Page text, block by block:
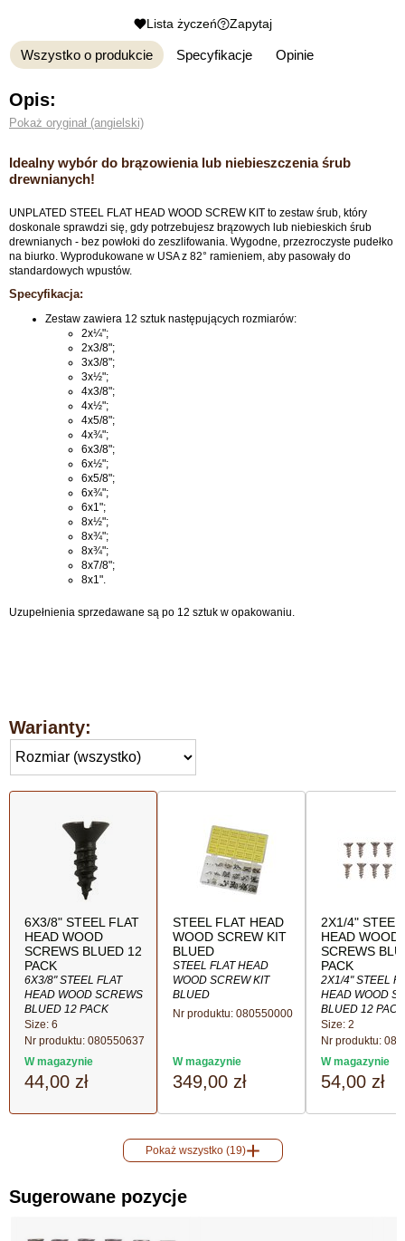
Lista życzeń Zapytaj
Wszystko o produkcie Specyfikacje Opinie
Opis:
Pokaż oryginał (angielski)
Idealny wybór do brązowienia lub niebieszczenia śrub
drewnianych!
UNPLATED STEEL FLAT HEAD WOOD SCREW KIT to zestaw śrub, który
doskonale sprawdzi się, gdy potrzebujesz brązowych lub niebieskich śrub
drewnianych - bez powłoki do zeszlifowania. Wygodne, przezroczyste pudełko
na biurko. Wyprodukowane w USA z 82° ramieniem, aby pasowały do
standardowych wpustów.
Specyfikacja:
Zestaw zawiera 12 sztuk następujących rozmiarów:
2x¼";
2x3/8";
3x3/8";
3x½";
4x3/8";
4x½";
4x5/8";
4x¾";
6x3/8";
6x½";
6x5/8";
6x¾";
6x1";
8x½";
8x¾";
8x¾";
8x7/8";
8x1".
Uzupełnienia sprzedawane są po 12 sztuk w opakowaniu.
Warianty:
6X3/8" STEEL FLAT
HEAD WOOD
SCREWS BLUED 12
PACK
6X3/8" STEEL FLAT
HEAD WOOD SCREWS
BLUED 12 PACK
Size: 6
Nr produktu: 080550637
W magazynie
44,00 zł
STEEL FLAT HEAD
WOOD SCREW KIT
BLUED
STEEL FLAT HEAD
WOOD SCREW KIT
BLUED
Nr produktu: 080550000
W magazynie
349,00 zł
2X1/4" STEEL
HEAD WOOD
SCREWS
PACK
2X1/4" STEEL
HEAD WOOD
BLUED 12 PACK
Size: 2
Nr produktu:
W magazynie
54,00 zł
Pokaż wszystko (19)
Sugerowane pozycje